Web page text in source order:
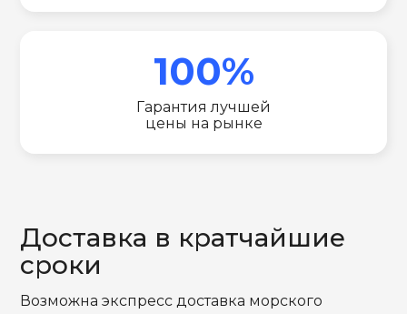
100%
Гарантия лучшей
цены на рынке
Доставка в кратчайшие
сроки
Возможна экспресс доставка морского